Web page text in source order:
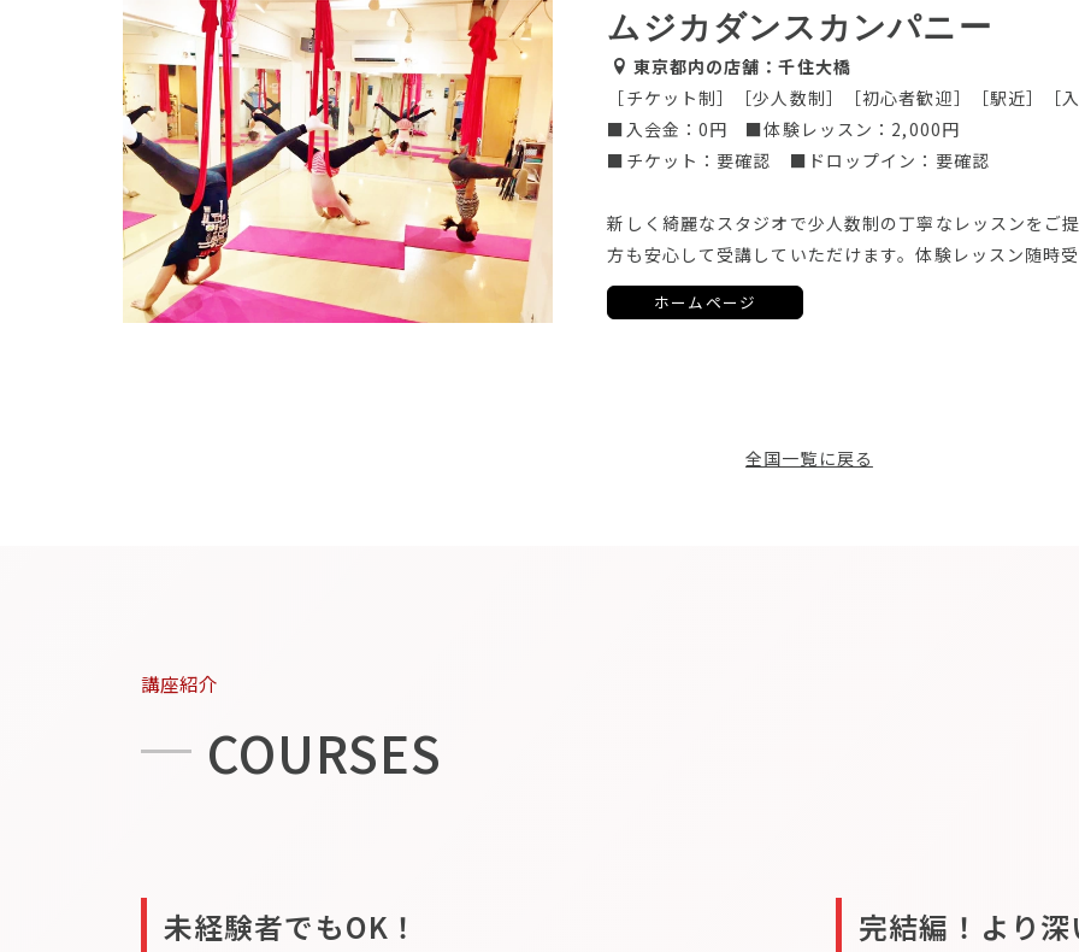
ムジカダンスカンパニー
東京都内の店舗：千住大橋
［チケット制］［少人数制］［初心者歓迎］［駅近］［
■入会金：0円 ■体験レッスン：2,000円
■チケット：要確認 ■ドロップイン：要確認
新しく綺麗なスタジオで少人数制の丁寧なレッスンをご
方も安心して受講していただけます。体験レッスン随時
ホームページ
全国一覧に戻る
講座紹介
COURSES
未経験者でもOK！ 完結編！より